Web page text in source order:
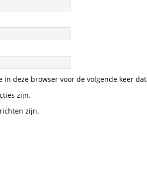
deze browser voor de volgende keer
zijn.
zijn.